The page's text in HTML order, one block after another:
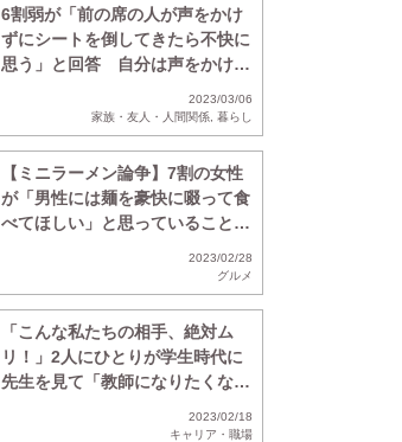
6割弱が「前の席の人が声をかけ
ずにシートを倒してきたら不快に
思う」と回答 自分は声をかけな
不快に思う人の割合も判明
2023/03/06
家族・友人・人間関係 暮らし
【ミニラーメン論争】7割の女性
が「男性には麺を豪快に啜って食
べてほしい」と思っていることが
2023/02/28
グルメ
「こんな私たちの相手、絶対ム
リ！」2人にひとりが学生時代に
先生を見て「教師になりたくな
2023/02/18
キャリア・職場